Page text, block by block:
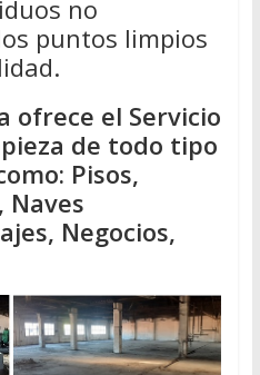
no
puntos limpios
ofrece el Servicio
de todo tipo
Pisos,
Naves
Negocios,